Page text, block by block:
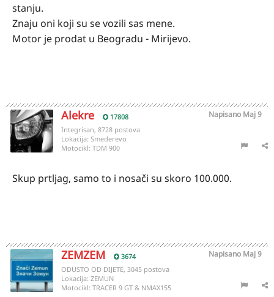
stanju.
Znaju oni koji su se vozili sas mene.
Motor je prodat u Beogradu - Mirijevo.
Alekre 17808 Napisano Maj 9
Integrisan, 8728 postova
Lokacija: Smederevo
Motocikl: TDM 900
Skup prtljag, samo to i nosači su skoro 100.000.
ZEMZEM 3674 Napisano Maj 9
ODUSTO OD DIJETE, 3045 postova
Lokacija: ZEMUN
Motocikl: TRACER 9 GT & NMAX155